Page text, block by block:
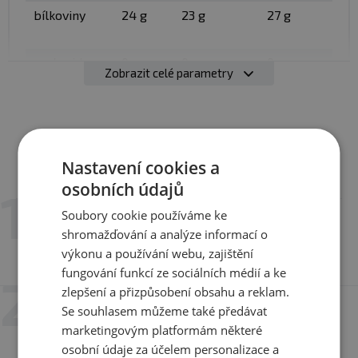
bílkoviny 24 g 23 g 27 g
1,2 g 13 g
- z toho
nasycené
mastné
kyseliny
0,4 g 2,1 g
1,38 g 1,4 g
Zobrazit celé parametry
Recenze Hodnotilo již 74 zákazníků
22. 7. 2026 v 20:44
Soňa Brabcová
Varianta: kousky v olivovém oleji
30. 6. 2026 v 18:44
Lucie Zukalová
Varianta: ve vlastní šťávě
Nastavení cookies a
osobních údajů
Soubory cookie používáme ke
shromažďování a analýze informací o
výkonu a používání webu, zajištění
fungování funkcí ze sociálních médií a ke
zlepšení a přizpůsobení obsahu a reklam.
Se souhlasem můžeme také předávat
marketingovým platformám některé
osobní údaje za účelem personalizace a